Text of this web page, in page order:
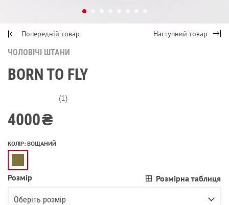
Попередній товар Наступний товар
ЧОЛОВІЧІ ШТАНИ
BORN TO FLY
(1)
4000₴
КОЛІР: ВОЩАНИЙ
Розмір Розмірна таблиця
Оберіть розмір
Вкажіть ваш номер телефону:
OK